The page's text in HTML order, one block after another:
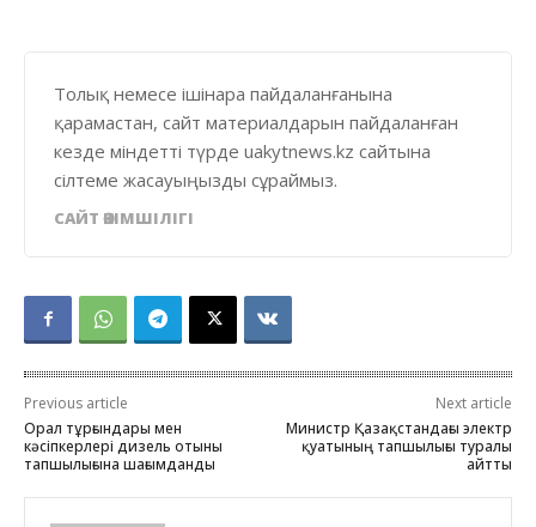
Толық немесе ішінара пайдаланғанына
қарамастан, сайт материалдарын пайдаланған
кезде міндетті түрде uakytnews.kz сайтына
сілтеме жасауыңызды сұраймыз.
САЙТ ӘКІМШІЛІГІ
Previous article
Орал тұрғындары мен
кәсіпкерлері дизель отыны
тапшылығына шағымданды
Next article
Министр Қазақстандағы электр
қуатының тапшылығы туралы
айтты